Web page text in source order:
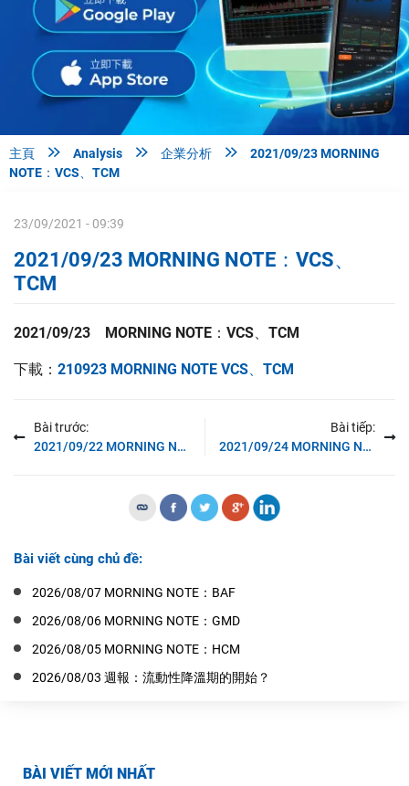
主頁  Analysis  企業分析 
2021/09/23 MORNING
NOTE：VCS、TCM
BÀI VIẾT MỚI NHẤT
23/09/2021 - 09:39
2021/09/23 MORNING NOTE：VCS、
TCM
2021/09/23 MORNING NOTE：VCS、TCM
下載： 210923 MORNING NOTE VCS、TCM
Bài trước:
2021/09/22 MORNING NOTE：IPA、HDC
Bài tiếp:
2021/09/24 MORNING NOTE：TDC、CTR
Bài viết cùng chủ đề:
2026/08/07 MORNING NOTE：BAF
2026/08/06 MORNING NOTE：GMD
2026/08/05 MORNING NOTE：HCM
2026/08/03 週報：流動性降溫期的開始？